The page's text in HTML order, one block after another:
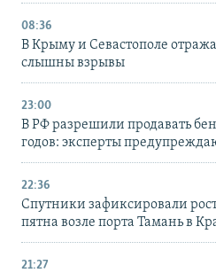
08:36
В Крыму и Севастополе
слышны взрывы
23:00
В РФ разрешили продавать
годов: эксперты
22:36
Спутники зафиксировали
пятна возле порта Тамань в
21:27